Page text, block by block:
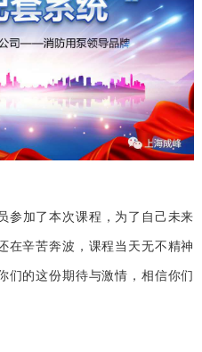
参加了本次课程，为了自己未来
在辛苦奔波，课程当天无不精神
们的这份期待与激情，相信你们